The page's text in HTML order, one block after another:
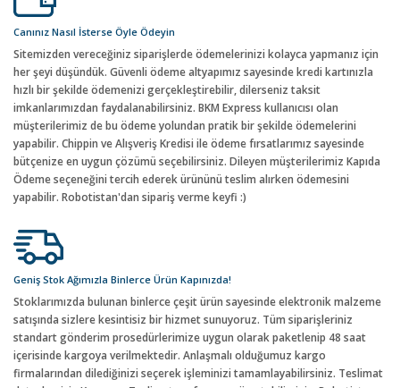
Canınız Nasıl İsterse Öyle Ödeyin
Sitemizden vereceğiniz siparişlerde ödemelerinizi kolayca yapmanız için
her şeyi düşündük. Güvenli ödeme altyapımız sayesinde kredi kartınızla
hızlı bir şekilde ödemenizi gerçekleştirebilir, dilerseniz taksit
imkanlarımızdan faydalanabilirsiniz. BKM Express kullanıcısı olan
müşterilerimiz de bu ödeme yolundan pratik bir şekilde ödemelerini
yapabilir. Chippin ve Alışveriş Kredisi ile ödeme fırsatlarımız sayesinde
bütçenize en uygun çözümü seçebilirsiniz. Dileyen müşterilerimiz Kapıda
Ödeme seçeneğini tercih ederek ürününü teslim alırken ödemesini
yapabilir. Robotistan'dan sipariş verme keyfi :)
Geniş Stok Ağımızla Binlerce Ürün Kapınızda!
Stoklarımızda bulunan binlerce çeşit ürün sayesinde elektronik malzeme
satışında sizlere kesintisiz bir hizmet sunuyoruz. Tüm siparişleriniz
standart gönderim prosedürlerimize uygun olarak paketlenip 48 saat
içerisinde kargoya verilmektedir. Anlaşmalı olduğumuz kargo
firmalarından dilediğinizi seçerek işleminizi tamamlayabilirsiniz. Teslimat